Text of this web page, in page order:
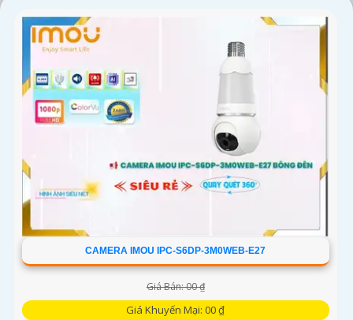
CAMERA IMOU IPC-S6DP-3M0WEB-E27
Giá Bán: 00 ₫
Giá Khuyến Mại: 00 ₫